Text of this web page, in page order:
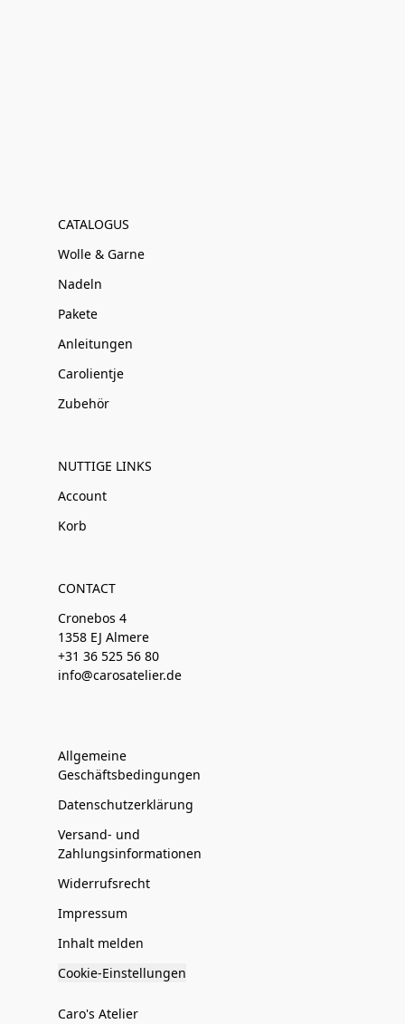
CATALOGUS
Wolle & Garne
Nadeln
Pakete
Anleitungen
Carolientje
Zubehör
NUTTIGE LINKS
Account
Korb
CONTACT
Cronebos 4
1358 EJ Almere
+31 36 525 56 80
info@carosatelier.de
Allgemeine
Geschäftsbedingungen
Datenschutzerklärung
Versand- und
Zahlungsinformationen
Widerrufsrecht
Impressum
Inhalt melden
Cookie-Einstellungen
Caro's Atelier